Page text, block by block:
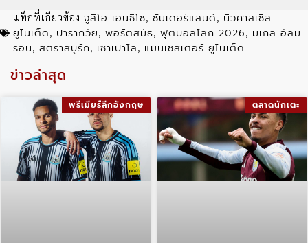
แท็กที่เกียวข้อง จูลิโอ เอนซิโซ ซันเดอร์แลนด์ นิวคาสเซิล
ยูไนเต็ด ปารากวัย พอร์ตสมัธ ฟุตบอลโลก 2026 มิเกล อัลมิ
รอน สตราสบูร์ก เซาเปาโล แมนเชสเตอร์ ยูไนเต็ด
ข่าวล่าสุด
พรีเมียร์ลีกอังกฤษ ตลาดนักเตะ